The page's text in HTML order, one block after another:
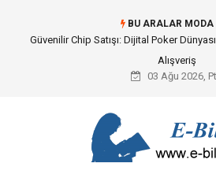
BU ARALAR MODA
Bahçe Çiti Kültürü ve Modern Peyzaj
03 Ağu 2026,